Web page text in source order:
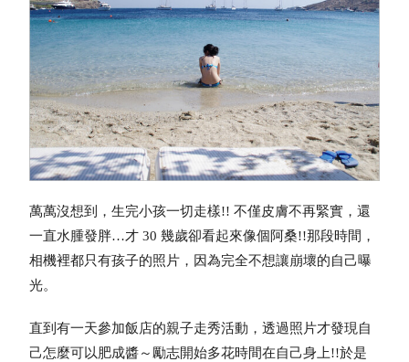
萬萬沒想到，生完小孩一切走樣!! 不僅皮膚不再緊實，還
一直水腫發胖…才 30 幾歲卻看起來像個阿桑!!那段時間，
相機裡都只有孩子的照片，因為完全不想讓崩壞的自己曝
光。
直到有一天參加飯店的親子走秀活動，透過照片才發現自
己怎麼可以肥成醬～勵志開始多花時間在自己身上!!於是